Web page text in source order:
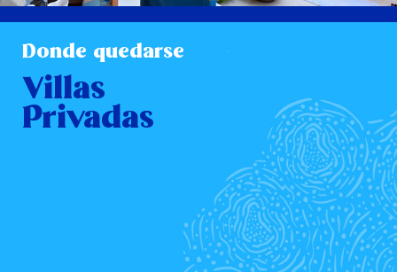
Donde quedarse
Villas
Privadas